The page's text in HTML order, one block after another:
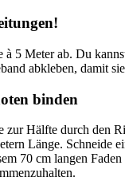
à 5 Meter ab. Du
abkleben, damit
binden
zur Hälfte durch den
Länge. Schneide
70 cm langen